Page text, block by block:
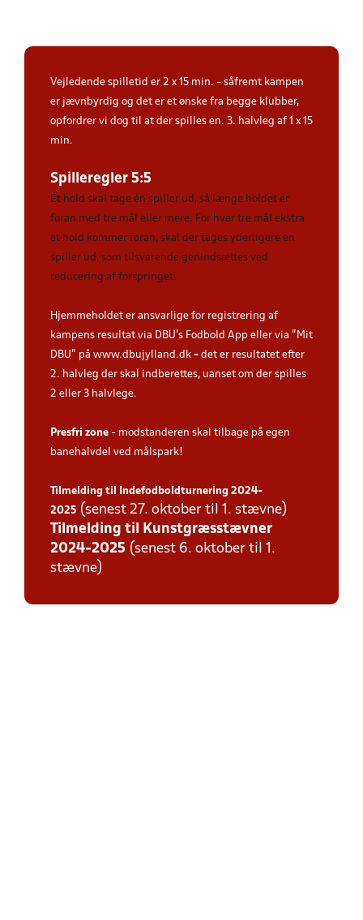
Vejledende spilletid er 2 x 15 min. - såfremt kampen
er jævnbyrdig og det er et ønske fra begge klubber,
opfordrer vi dog til at der spilles en. 3. halvleg af 1 x 15
min.
Spilleregler 5:5
Et hold skal tage én spiller ud, så længe holdet er
foran med tre mål eller mere. For hver tre mål ekstra
et hold kommer foran, skal der tages yderligere en
spiller ud, som tilsvarende genindsættes ved
reducering af forspringet.
Hjemmeholdet er ansvarlige for registrering af
kampens resultat via DBU’s Fodbold App eller via ”Mit
DBU” på www.dbujylland.dk - det er resultatet efter
2. halvleg der skal indberettes, uanset om der spilles
2 eller 3 halvlege.
Presfri zone - modstanderen skal tilbage på egen
banehalvdel ved målspark!
Tilmelding til Indefodboldturnering 2024-
2025 (senest 27. oktober til 1. stævne)
Tilmelding til Kunstgræsstævner
2024-2025 (senest 6. oktober til 1.
stævne)